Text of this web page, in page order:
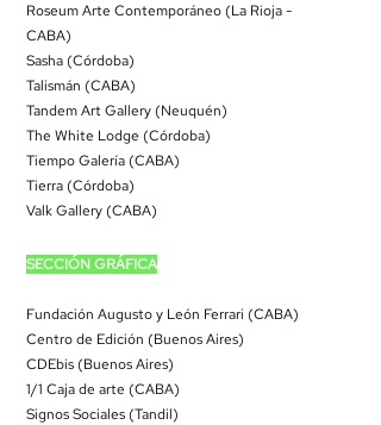
Roseum Arte Contemporáneo (La Rioja -
CABA)
Sasha (Córdoba)
Talismán (CABA)
Tandem Art Gallery (Neuquén)
The White Lodge (Córdoba)
Tiempo Galería (CABA)
Tierra (Córdoba)
Valk Gallery (CABA)
SECCIÓN GRÁFICA
Fundación Augusto y León Ferrari (CABA)
Centro de Edición (Buenos Aires)
CDEbis (Buenos Aires)
1/1 Caja de arte (CABA)
Signos Sociales (Tandil)